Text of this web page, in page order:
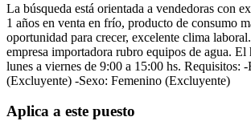
La búsqueda está orientada a vendedoras con
1 años en venta en frío, producto de consumo
oportunidad para crecer, excelente clima
empresa importadora rubro equipos de agua. El
lunes a viernes de 9:00 a 15:00 hs. Requisitos:
(Excluyente) -Sexo: Femenino (Excluyente)
Aplica a este puesto